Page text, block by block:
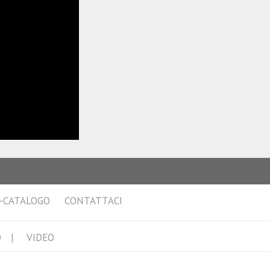
CATALOGO CONTATTACI
VIDEO